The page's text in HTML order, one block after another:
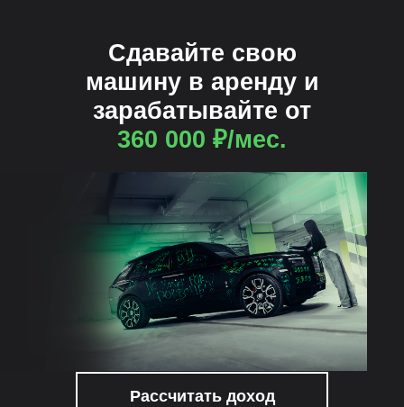
Сдавайте свою
машину в аренду и
зарабатывайте от
360 000 ₽/мес.
Рассчитать доход